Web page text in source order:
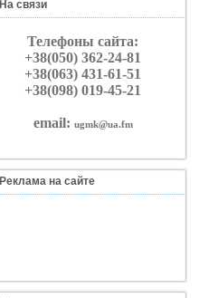
На связи
Телефоны сайта:
+38(050) 362-24-81
+38(063) 431-61-51
+38(098) 019-45-21
email: ugmk@ua.fm
Реклама на сайте